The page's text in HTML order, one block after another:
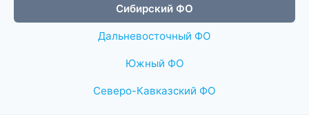
Сибирский ФО
Дальневосточный ФО
Южный ФО
Северо-Кавказский ФО